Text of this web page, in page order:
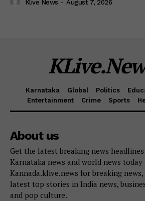
Klive News - August 7, 2026
Karnataka Global Politics
Entertainment
Crime Sports
About us
Get the latest breaking news
Karnataka news and world news today
Kannada.klive.news for breaking
latest top stories in India news,
and pop culture.